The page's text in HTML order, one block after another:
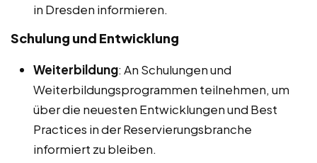
in Dresden informieren.
Schulung und Entwicklung
Weiterbildung: An Schulungen und
Weiterbildungsprogrammen teilnehmen, um
über die neuesten Entwicklungen und Best
Practices in der Reservierungsbranche
informiert zu bleiben.